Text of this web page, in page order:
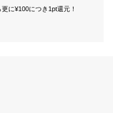
に¥100につき1pt還元！